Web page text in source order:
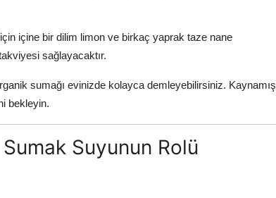
içine bir dilim limon ve birkaç yaprak taze nane
sağlayacaktır.
sumağı evinizde kolayca demleyebilirsiniz. Kaynamış
bekleyin.
Suyunun Rolü